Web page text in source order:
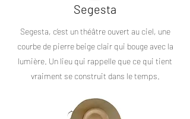
Segesta
Segesta, c’est un théâtre ouvert au ciel, une
courbe de pierre beige clair qui bouge avec la
lumière. Un lieu qui rappelle que ce qui tient
vraiment se construit dans le temps.